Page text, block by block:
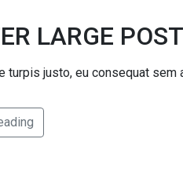
LARGE
turpis justo, eu consequat